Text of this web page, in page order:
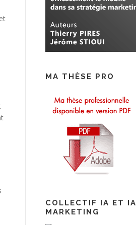
MA THÈSE PRO
COLLECTIF IA ET IA
MARKETING